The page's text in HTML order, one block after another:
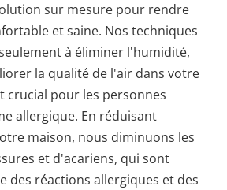
sur mesure pour rendre
et saine. Nos techniques
à éliminer l'humidité,
la qualité de l'air dans votre
crucial pour les personnes
allergique. En réduisant
maison, nous diminuons les
et d'acariens, qui sont
des réactions allergiques et des